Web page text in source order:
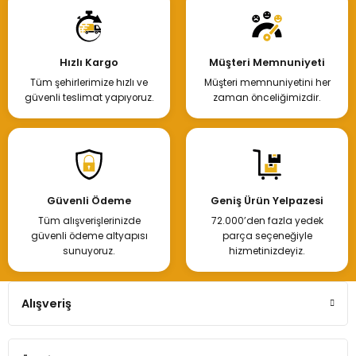
Hemen İncele
Alternatör Kasnağı 6 Kanal Megane Fluence
550,00 TL
Hemen İncele
Hızlı Kargo
Tüm şehirlerimize hızlı ve
güvenli teslimat yapıyoruz.
Müşteri Memnuniyeti
Müşteri memnuniyetini her
zaman önceliğimizdir.
Güvenli Ödeme
Tüm alışverişlerinizde
güvenli ödeme altyapısı
sunuyoruz.
Geniş Ürün Yelpazesi
72.000’den fazla yedek
parça seçeneğiyle
hizmetinizdeyiz.
Alışveriş